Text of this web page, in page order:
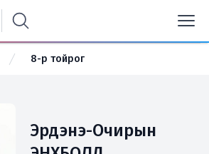
8-р тойрог
Эрдэнэ-Очирын